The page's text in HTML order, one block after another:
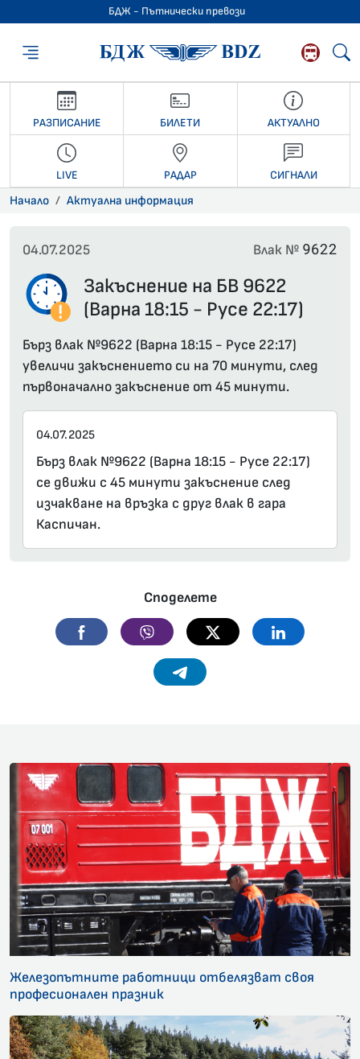
БДЖ - Пътнически превози
БДЖ -
РАЗПИСАНИЕ БИЛЕТИ АКТУАЛНО
LIVE РАДАР СИГНАЛИ
Начало Актуална информация
04.07.2025 Влак № 9622
Закъснение на БВ 9622
(Варна 18:15 - Русе 22:17)
Бърз влак №9622 (Варна 18:15 - Русе 22:17)
увеличи закъснението си на 70 минути, след
първоначално закъснение от 45 минути.
04.07.2025
Бърз влак №9622 (Варна 18:15 - Русе 22:17)
се движи с 45 минути закъснение след
изчакване на връзка с друг влак в гара
Каспичан.
Споделете
Facebook Viber Twitter Linkedin
Telegram
Железопътните работници отбелязват своя
професионален празник